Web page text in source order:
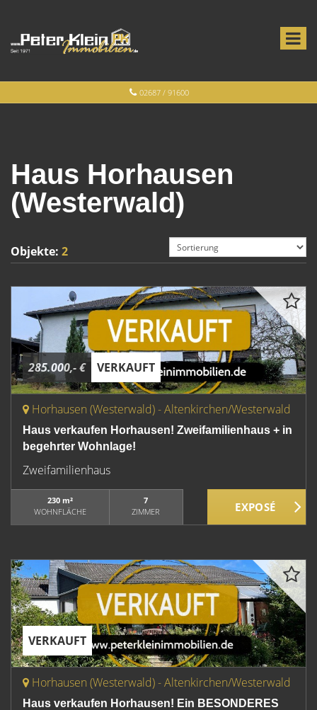
02687 / 91600
Haus Horhausen
(Westerwald)
Objekte: 2
285.000,- € VERKAUFT
Horhausen (Westerwald) - Altenkirchen/Westerwald
Haus verkaufen Horhausen! Zweifamilienhaus + in
begehrter Wohnlage!
Zweifamilienhaus
230 m²
WOHNFLÄCHE
7
ZIMMER
VERKAUFT
Horhausen (Westerwald) - Altenkirchen/Westerwald
Haus verkaufen Horhausen! Ein BESONDERES